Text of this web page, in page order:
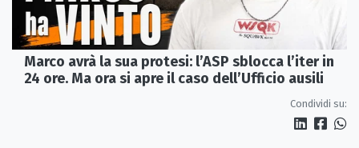
Marco avrà la sua protesi: l’ASP sblocca l’iter in
24 ore. Ma ora si apre il caso dell’Ufficio ausili
Condividi su: